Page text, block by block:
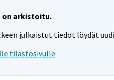
on arkistoitu.
julkaistut tiedot löydät
tilastosivulle